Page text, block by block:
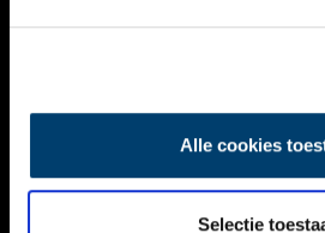
Alle cookies
Selectie
KALENDER
ACTIVITEITEN